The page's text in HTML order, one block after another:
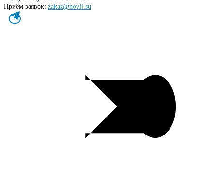
Приём заявок: zakaz@novil.su